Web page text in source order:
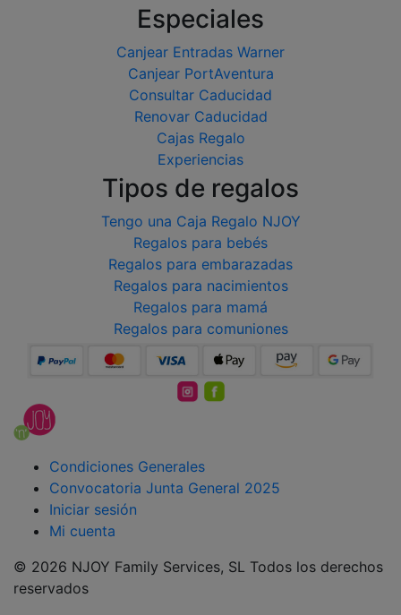
Especiales
Canjear Entradas Warner
Canjear PortAventura
Consultar Caducidad
Renovar Caducidad
Cajas Regalo
Experiencias
Tipos de regalos
Tengo una Caja Regalo NJOY
Regalos para bebés
Regalos para embarazadas
Regalos para nacimientos
Regalos para mamá
Regalos para comuniones
Condiciones Generales
Convocatoria Junta General 2025
Iniciar sesión
Mi cuenta
© 2026 NJOY Family Services, SL Todos los derechos
reservados